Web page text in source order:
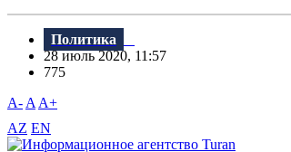
Политика
28 июль 2020, 11:57
775
A- A A+
AZ EN